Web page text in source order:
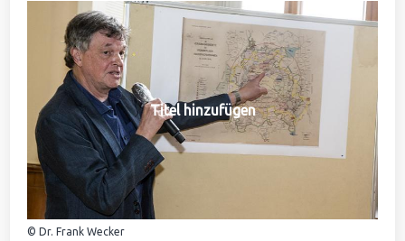
Titel hinzufügen
© Dr. Frank Wecker